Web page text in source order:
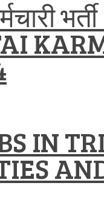
IN